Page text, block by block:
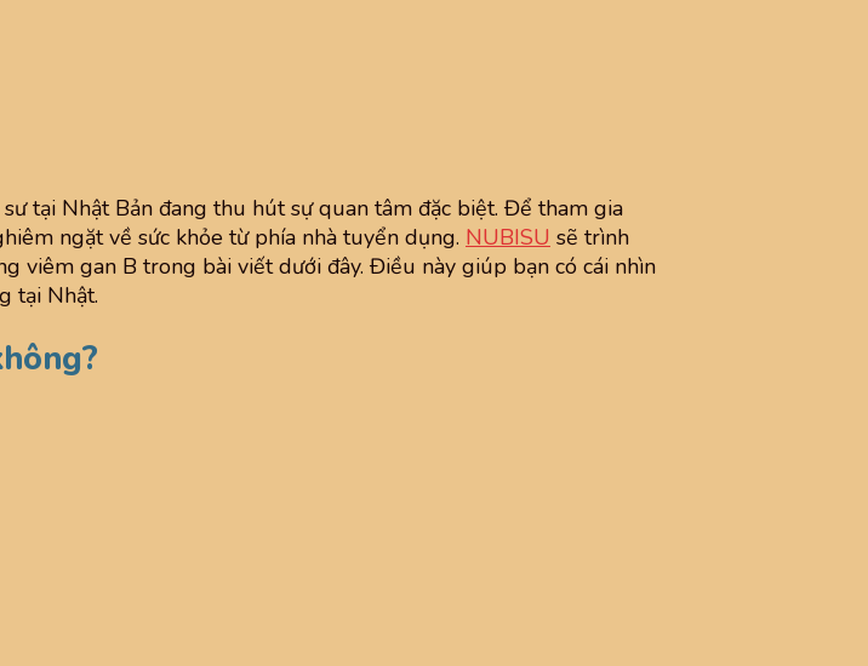
tại Nhật Bản đang thu hút sự quan tâm đặc biệt. Để tham gia
ngặt về sức khỏe từ phía nhà tuyển dụng. NUBISU sẽ trình
viêm gan B trong bài viết dưới đây. Điều này giúp bạn có cái nhìn
tại Nhật.